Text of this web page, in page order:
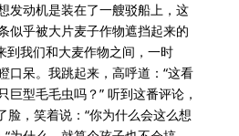
发动机是装在了一艘驳船上，这
似乎被大片麦子作物遮挡起来的
到我们和大麦作物之间，一时
口呆。我跳起来，高呼道：“这看
巨型毛毛虫吗？” 听到这番评论，
，笑着说：“你为什么会这么想